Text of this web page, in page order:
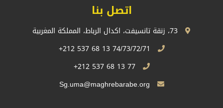
اتصل بنا
77 13 68 537 212+